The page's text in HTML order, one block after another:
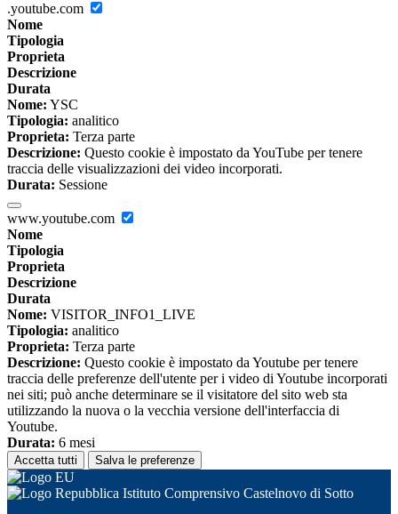
.youtube.com
Nome
Tipologia
Proprieta
Descrizione
Durata
Nome: YSC
Tipologia: analitico
Proprieta: Terza parte
Descrizione: Questo cookie è impostato da YouTube per tenere
traccia delle visualizzazioni dei video incorporati.
Durata: Sessione
www.youtube.com
Nome
Tipologia
Proprieta
Descrizione
Durata
Nome: VISITOR_INFO1_LIVE
Tipologia: analitico
Proprieta: Terza parte
Descrizione: Questo cookie è impostato da Youtube per tenere
traccia delle preferenze dell'utente per i video di Youtube incorporati
nei siti; può anche determinare se il visitatore del sito web sta
utilizzando la nuova o la vecchia versione dell'interfaccia di
Youtube.
Durata: 6 mesi
Accetta tutti Salva le preferenze
Istituto Comprensivo Castelnovo di Sotto